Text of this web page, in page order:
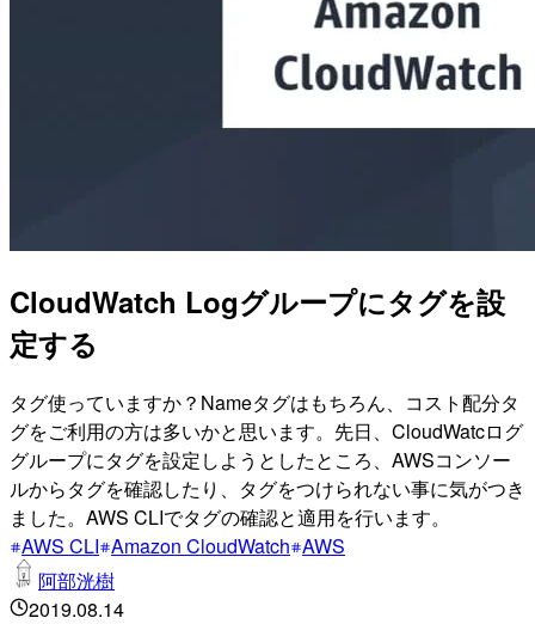
CloudWatch Logグループにタグを設
定する
タグ使っていますか？Nameタグはもちろん、コスト配分タ
グをご利用の方は多いかと思います。先日、CloudWatcログ
グループにタグを設定しようとしたところ、AWSコンソー
ルからタグを確認したり、タグをつけられない事に気がつき
ました。AWS CLIでタグの確認と適用を行います。
AWS CLI Amazon CloudWatch AWS
阿部洸樹
2019.08.14